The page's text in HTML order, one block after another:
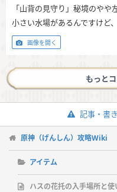
「山背の見守り」秘境のやや
小さい水場があるんですけど
画像を開く
もっと
記事・書
原神（げんしん）攻略Wiki
アイテム
ハスの花托の入手場所と使